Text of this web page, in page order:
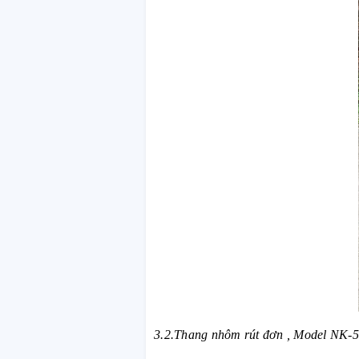
3.2.Thang nhôm rút đơn , Model NK-